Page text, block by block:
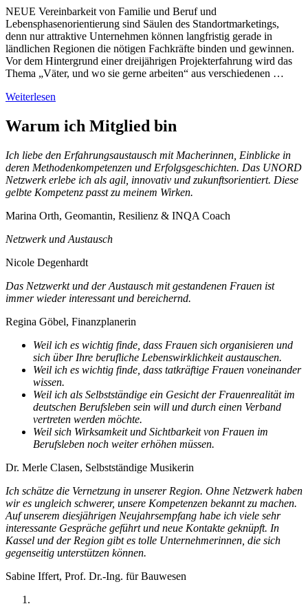
NEUE Vereinbarkeit von Familie und Beruf und
Lebensphasenorientierung sind Säulen des Standortmarketings,
denn nur attraktive Unternehmen können langfristig gerade in
ländlichen Regionen die nötigen Fachkräfte binden und gewinnen.
Vor dem Hintergrund einer dreijährigen Projekterfahrung wird das
Thema „Väter, und wo sie gerne arbeiten“ aus verschiedenen …
Weiterlesen
Warum ich Mitglied bin
Ich liebe den Erfahrungsaustausch mit Macherinnen, Einblicke in
deren Methodenkompetenzen und Erfolgsgeschichten. Das UNORD
Netzwerk erlebe ich als agil, innovativ und zukunftsorientiert. Diese
gelbte Kompetenz passt zu meinem Wirken.
Marina Orth, Geomantin, Resilienz & INQA Coach
Netzwerk und Austausch
Nicole Degenhardt
Das Netzwerkt und der Austausch mit gestandenen Frauen ist
immer wieder interessant und bereichernd.
Regina Göbel, Finanzplanerin
Weil ich es wichtig finde, dass Frauen sich organisieren und
sich über Ihre berufliche Lebenswirklichkeit austauschen.
Weil ich es wichtig finde, dass tatkräftige Frauen voneinander
wissen.
Weil ich als Selbstständige ein Gesicht der Frauenrealität im
deutschen Berufsleben sein will und durch einen Verband
vertreten werden möchte.
Weil sich Wirksamkeit und Sichtbarkeit von Frauen im
Berufsleben noch weiter erhöhen müssen.
Dr. Merle Clasen, Selbstständige Musikerin
Ich schätze die Vernetzung in unserer Region. Ohne Netzwerk haben
wir es ungleich schwerer, unsere Kompetenzen bekannt zu machen.
Auf unserem diesjährigen Neujahrsempfang habe ich viele sehr
interessante Gespräche geführt und neue Kontakte geknüpft. In
Kassel und der Region gibt es tolle Unternehmerinnen, die sich
gegenseitig unterstützen können.
Sabine Iffert, Prof. Dr.-Ing. für Bauwesen